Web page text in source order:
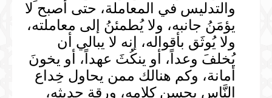
والتدليس في المعاملة، حتى أصبح لا
يؤمَنُ جانبه، ولا يُطمئنُ إلى معاملته،
ولا يُوثَق بأقواله، إنه لا يبالي أن
يُخلفَ وعداً، أو ينكُثَ عهداً، أو يخونَ
أمانة، وكم هنالك ممن يحاول خِداع
النَّاسِ بحسنِ كلامه، ورقة حديثه،